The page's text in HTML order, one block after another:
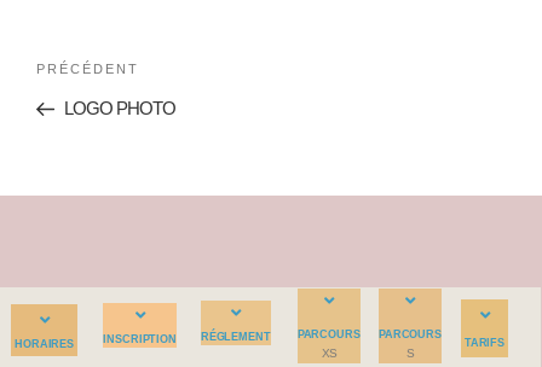
PRÉCÉDENT
LOGO PHOTO
PARCOURS
S
PARCOURS
XS
HORAIRES TARIFS
RÉGLEMENT
INSCRIPTION